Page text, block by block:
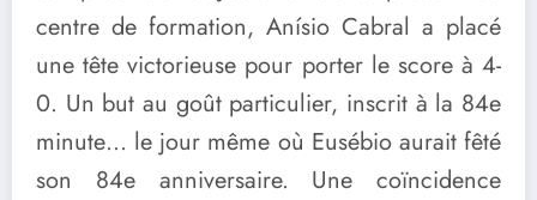
centre de formation, Anísio Cabral a placé
une tête victorieuse pour porter le score à 4-
0. Un but au goût particulier, inscrit à la 84e
minute… le jour même où Eusébio aurait fêté
son 84e anniversaire. Une coïncidence